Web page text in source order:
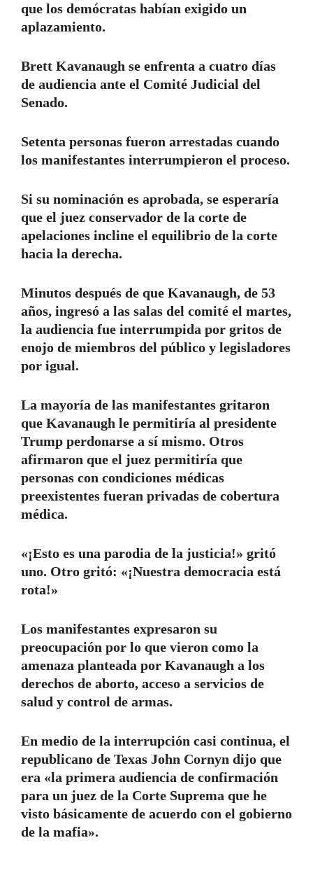
que los demócratas habían exigido un
aplazamiento.
Brett Kavanaugh se enfrenta a cuatro días
de audiencia ante el Comité Judicial del
Senado.
Setenta personas fueron arrestadas cuando
los manifestantes interrumpieron el proceso.
Si su nominación es aprobada, se esperaría
que el juez conservador de la corte de
apelaciones incline el equilibrio de la corte
hacia la derecha.
Minutos después de que Kavanaugh, de 53
años, ingresó a las salas del comité el martes,
la audiencia fue interrumpida por gritos de
enojo de miembros del público y legisladores
por igual.
La mayoría de las manifestantes gritaron
que Kavanaugh le permitiría al presidente
Trump perdonarse a sí mismo. Otros
afirmaron que el juez permitiría que
personas con condiciones médicas
preexistentes fueran privadas de cobertura
médica.
«¡Esto es una parodia de la justicia!» gritó
uno. Otro gritó: «¡Nuestra democracia está
rota!»
Los manifestantes expresaron su
preocupación por lo que vieron como la
amenaza planteada por Kavanaugh a los
derechos de aborto, acceso a servicios de
salud y control de armas.
En medio de la interrupción casi continua, el
republicano de Texas John Cornyn dijo que
era «la primera audiencia de confirmación
para un juez de la Corte Suprema que he
visto básicamente de acuerdo con el gobierno
de la mafia».